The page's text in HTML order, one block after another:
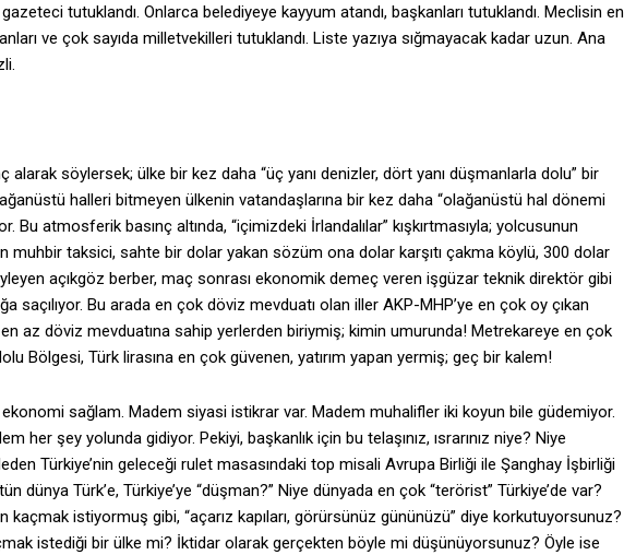
tutuklandı. Onlarca belediyeye kayyum atandı, başkanları tutuklandı. Meclisin en
ve çok sayıda milletvekilleri tutuklandı. Liste yazıya sığmayacak kadar uzun. Ana
alarak söylersek; ülke bir kez daha “üç yanı denizler, dört yanı düşmanlarla dolu” bir
halleri bitmeyen ülkenin vatandaşlarına bir kez daha “olağanüstü hal dönemi
Bu atmosferik basınç altında, “içimizdeki İrlandalılar” kışkırtmasıyla; yolcusunun
muhbir taksici, sahte bir dolar yakan sözüm ona dolar karşıtı çakma köylü, 300 dolar
açıkgöz berber, maç sonrası ekonomik demeç veren işgüzar teknik direktör gibi
saçılıyor. Bu arada en çok döviz mevduatı olan iller AKP-MHP’ye en çok oy çıkan
az döviz mevduatına sahip yerlerden biriymiş; kimin umurunda! Metrekareye en çok
Bölgesi, Türk lirasına en çok güvenen, yatırım yapan yermiş; geç bir kalem!
sağlam. Madem siyasi istikrar var. Madem muhalifler iki koyun bile güdemiyor.
her şey yolunda gidiyor. Pekiyi, başkanlık için bu telaşınız, ısrarınız niye? Niye
Türkiye’nin geleceği rulet masasındaki top misali Avrupa Birliği ile Şanghay İşbirliği
dünya Türk’e, Türkiye’ye “düşman?” Niye dünyada en çok “terörist” Türkiye’de var?
kaçmak istiyormuş gibi, “açarız kapıları, görürsünüz gününüzü” diye korkutuyorsunuz?
istediği bir ülke mi? İktidar olarak gerçekten böyle mi düşünüyorsunuz? Öyle ise